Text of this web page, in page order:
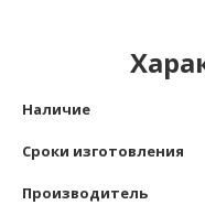
Наличие
Сроки изготовления
Производитель